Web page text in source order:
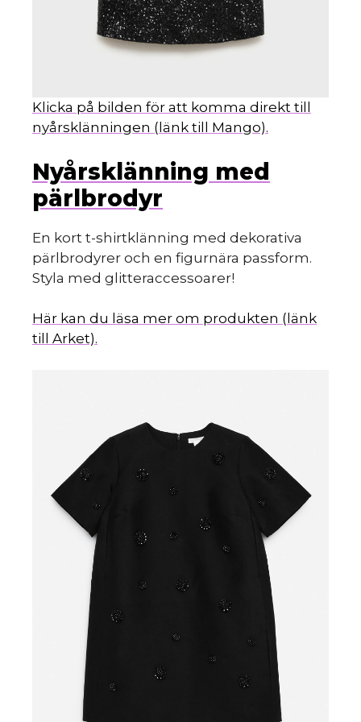
Klicka på bilden för att komma direkt till
nyårsklänningen (länk till Mango).
Nyårsklänning med
pärlbrodyr
En kort t-shirtklänning med dekorativa
pärlbrodyrer och en figurnära passform.
Styla med glitteraccessoarer!
Här kan du läsa mer om produkten (länk
till Arket).